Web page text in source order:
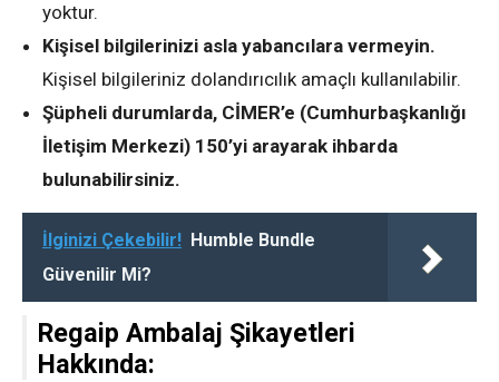
yoktur.
Kişisel bilgilerinizi asla yabancılara vermeyin.
Kişisel bilgileriniz dolandırıcılık amaçlı kullanılabilir.
Şüpheli durumlarda, CİMER’e (Cumhurbaşkanlığı
İletişim Merkezi) 150’yi arayarak ihbarda
bulunabilirsiniz.
İlginizi Çekebilir! Humble Bundle
Güvenilir Mi?
Regaip Ambalaj Şikayetleri
Hakkında: